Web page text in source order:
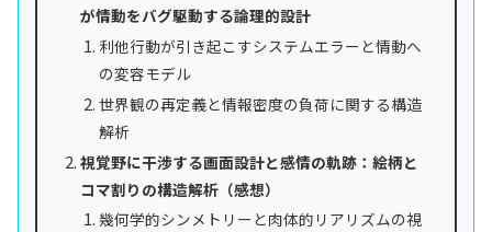
が情動をバグ駆動する論理的設計
利他行動が引き起こすシステムエラーと情動へ
の変容モデル
世界観の再定義と情報密度の負荷に関する構造
解析
視覚野に干渉する画面設計と感情の軌跡：絵柄と
コマ割りの構造解析（感想）
幾何学的シンメトリーと肉体的リアリズムの視